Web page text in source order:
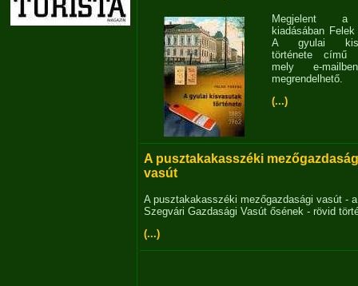
Megjelent
kiadásában
A gyulai
története című
mely e-
megrendelhető.
(...)
A pusztakakasszéki
vasút
A pusztakakasszéki mezőgazdasági vasút - a
Szegvári Gazdasági Vasút ősének - rövid
(...)